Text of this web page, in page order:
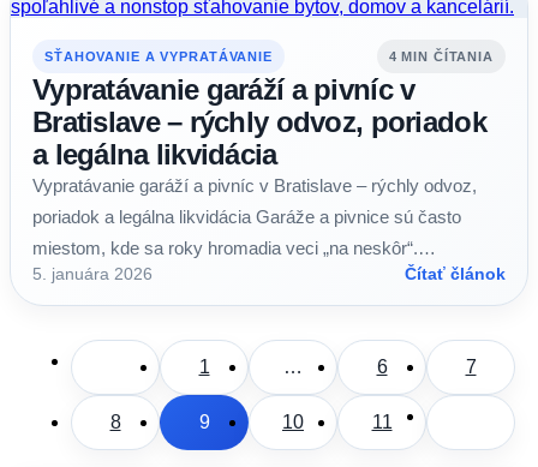
SŤAHOVANIE A VYPRATÁVANIE 4 MIN ČÍTANIA
Vypratávanie garáží a pivníc v
Bratislave – rýchly odvoz, poriadok
a legálna likvidácia
Vypratávanie garáží a pivníc v Bratislave – rýchly odvoz,
poriadok a legálna likvidácia Garáže a pivnice sú často
miestom, kde sa roky hromadia veci „na neskôr“.…
5. januára 2026 Čítať článok
1 … 6 7
8 9 10 11